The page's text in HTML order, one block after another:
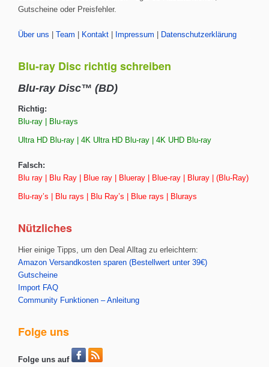
Gutscheine oder Preisfehler.
Über uns Team Kontakt Impressum Datenschutzerklärung
Blu-ray Disc richtig schreiben
Blu-ray Disc™ (BD)
Richtig:
Blu-ray | Blu-rays
Ultra HD Blu-ray | 4K Ultra HD Blu-ray | 4K UHD Blu-ray
Falsch:
Blu ray | Blu Ray | Blue ray | Blueray | Blue-ray | Bluray | (Blu-Ray)
Blu-ray’s | Blu rays | Blu Ray’s | Blue rays | Blurays
Nützliches
Hier einige Tipps, um den Deal Alltag zu erleichtern:
Amazon Versandkosten sparen (Bestellwert unter 39€)
Gutscheine
Import FAQ
Community Funktionen – Anleitung
Folge uns
Folge uns auf